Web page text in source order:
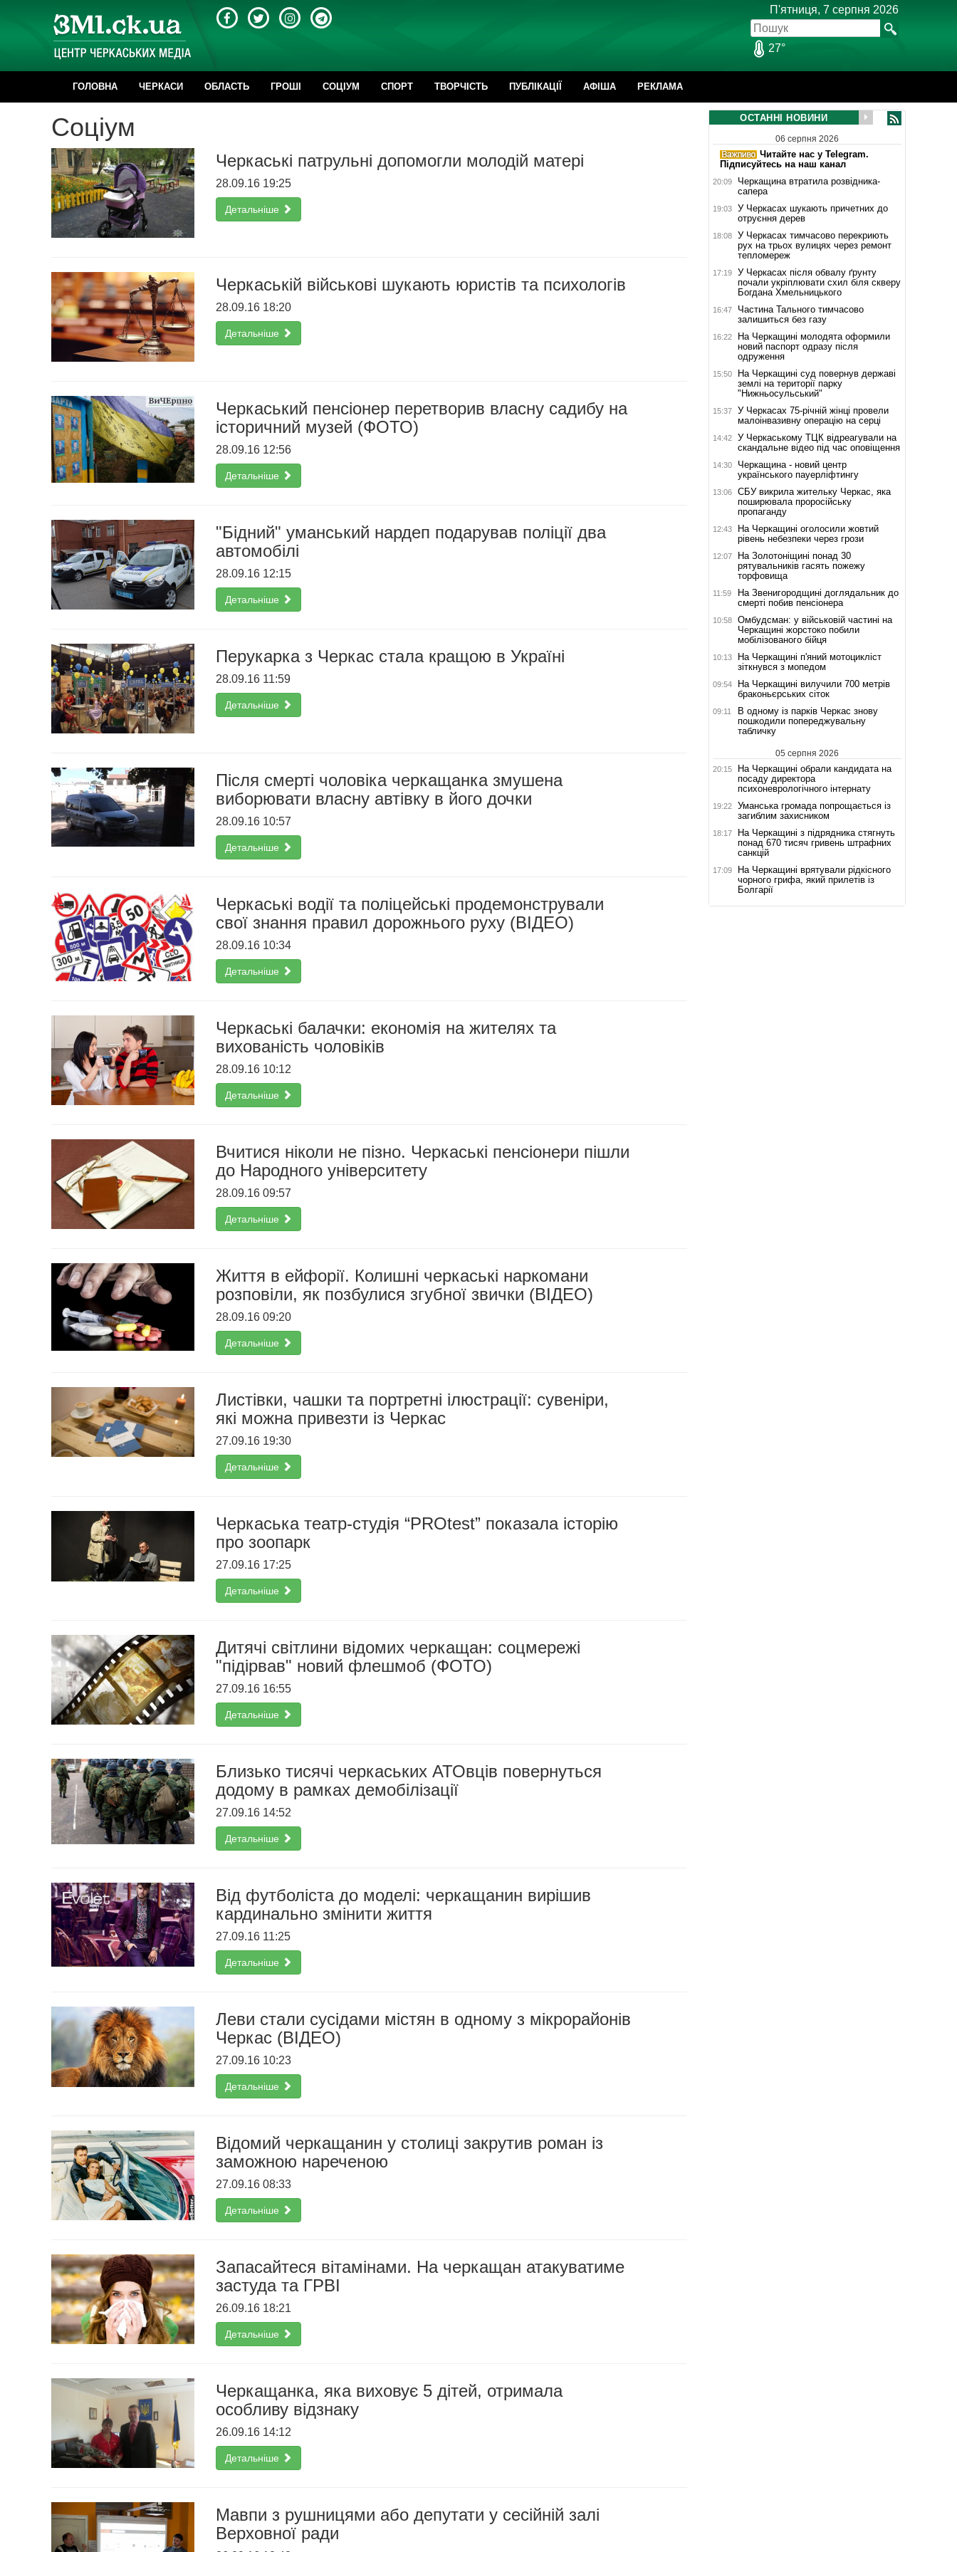
П'ятниця, 7 серпня 2026
27°
ГОЛОВНА ЧЕРКАСИ ОБЛАСТЬ ГРОШІ CОЦІУМ СПОРТ ТВОРЧІСТЬ ПУБЛІКАЦІЇ АФІША РЕКЛАМА
Соціум
Черкаські патрульні допомогли молодій матері
28.09.16 19:25
Детальніше
Черкаській військові шукають юристів та психологів
28.09.16 18:20
Детальніше
Черкаський пенсіонер перетворив власну садибу на
історичний музей (ФОТО)
28.09.16 12:56
Детальніше
"Бідний" уманський нардеп подарував поліції два
автомобілі
28.09.16 12:15
Детальніше
Перукарка з Черкас стала кращою в Україні
28.09.16 11:59
Детальніше
Після смерті чоловіка черкащанка змушена
виборювати власну автівку в його дочки
28.09.16 10:57
Детальніше
Черкаські водії та поліцейські продемонстрували
свої знання правил дорожнього руху (ВІДЕО)
28.09.16 10:34
Детальніше
Черкаські балачки: економія на жителях та
вихованість чоловіків
28.09.16 10:12
Детальніше
Вчитися ніколи не пізно. Черкаські пенсіонери пішли
до Народного університету
28.09.16 09:57
Детальніше
Життя в ейфорії. Колишні черкаські наркомани
розповіли, як позбулися згубної звички (ВІДЕО)
28.09.16 09:20
Детальніше
Листівки, чашки та портретні ілюстрації: сувеніри,
які можна привезти із Черкас
27.09.16 19:30
Детальніше
Черкаська театр-студія “PROtest” показала історію
про зоопарк
27.09.16 17:25
Детальніше
Дитячі світлини відомих черкащан: соцмережі
"підірвав" новий флешмоб (ФОТО)
27.09.16 16:55
Детальніше
Близько тисячі черкаських АТОвців повернуться
додому в рамках демобілізації
27.09.16 14:52
Детальніше
Від футболіста до моделі: черкащанин вирішив
кардинально змінити життя
27.09.16 11:25
Детальніше
Леви стали сусідами містян в одному з мікрорайонів
Черкас (ВІДЕО)
27.09.16 10:23
Детальніше
Відомий черкащанин у столиці закрутив роман із
заможною нареченою
27.09.16 08:33
Детальніше
Запасайтеся вітамінами. На черкащан атакуватиме
застуда та ГРВІ
26.09.16 18:21
Детальніше
Черкащанка, яка виховує 5 дітей, отримала
особливу відзнаку
26.09.16 14:12
Детальніше
Мавпи з рушницями або депутати у сесійній залі
Верховної ради
ОСТАННІ НОВИНИ
06 серпня 2026
Читайте нас у Telegram.
Підписуйтесь на наш канал
20:09
Черкащина втратила розвідника-
сапера
19:03
У Черкасах шукають причетних до
отруєння дерев
18:08
У Черкасах тимчасово перекриють
рух на трьох вулицях через ремонт
тепломереж
17:19
У Черкасах після обвалу ґрунту
почали укріплювати схил біля скверу
Богдана Хмельницького
16:47
Частина Тального тимчасово
залишиться без газу
16:22
На Черкащині молодята оформили
новий паспорт одразу після
одруження
15:50
На Черкащині суд повернув державі
землі на території парку
"Нижньосульський"
15:37
У Черкасах 75-річній жінці провели
малоінвазивну операцію на серці
14:42
У Черкаському ТЦК відреагували на
скандальне відео під час оповіщення
14:30
Черкащина - новий центр
українського пауерліфтингу
13:06
СБУ викрила жительку Черкас, яка
поширювала проросійську
пропаганду
12:43
На Черкащині оголосили жовтий
рівень небезпеки через грози
12:07
На Золотоніщині понад 30
рятувальників гасять пожежу
торфовища
11:59
На Звенигородщині доглядальник до
смерті побив пенсіонера
10:58
Омбудсман: у військовій частині на
Черкащині жорстоко побили
мобілізованого бійця
10:13
На Черкащині п'яний мотоцикліст
зіткнувся з мопедом
09:54
На Черкащині вилучили 700 метрів
браконьєрських сіток
09:11
В одному із парків Черкас знову
пошкодили попереджувальну
табличку
05 серпня 2026
20:15
На Черкащині обрали кандидата на
посаду директора
психоневрологічного інтернату
19:22
Уманська громада попрощається із
загиблим захисником
18:17
На Черкащині з підрядника стягнуть
понад 670 тисяч гривень штрафних
санкцій
17:09
На Черкащині врятували рідкісного
чорного грифа, який прилетів із
Болгарії